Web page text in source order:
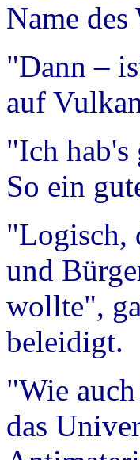
Name
"Dann –
auf
"Ich hab's
So ein
"Logisch,
und
wollte",
beleidigt.
"Wie
das